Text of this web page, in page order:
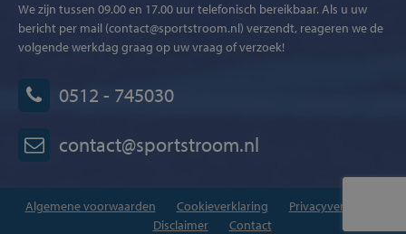
We zijn tussen 09.00 en 17.00 uur telefonisch bereikbaar. Als u uw
bericht per mail (contact@sportstroom.nl) verzendt, reageren we de
volgende werkdag graag op uw vraag of verzoek!
0512 - 745030
contact@sportstroom.nl
Algemene voorwaarden Cookieverklaring
Privacyverklaring
Disclaimer
Contact